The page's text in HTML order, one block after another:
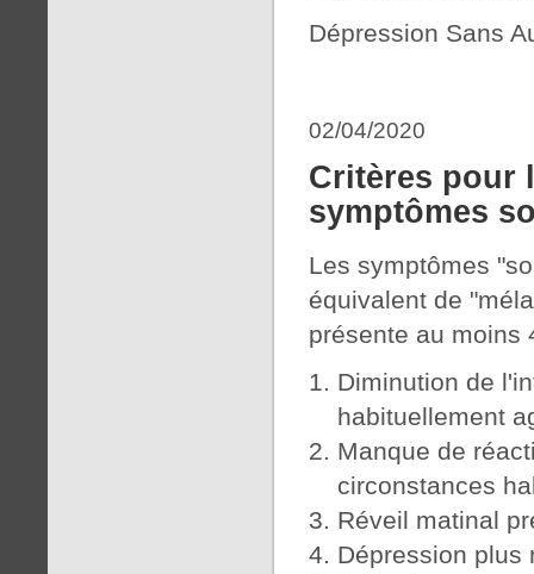
Dépression Sans
02/04/2020
Critères pour
symptômes
Les symptômes
équivalent de
présente au moins
Diminution de
habituellement
Manque de
circonstances
Réveil matinal
Dépression plus